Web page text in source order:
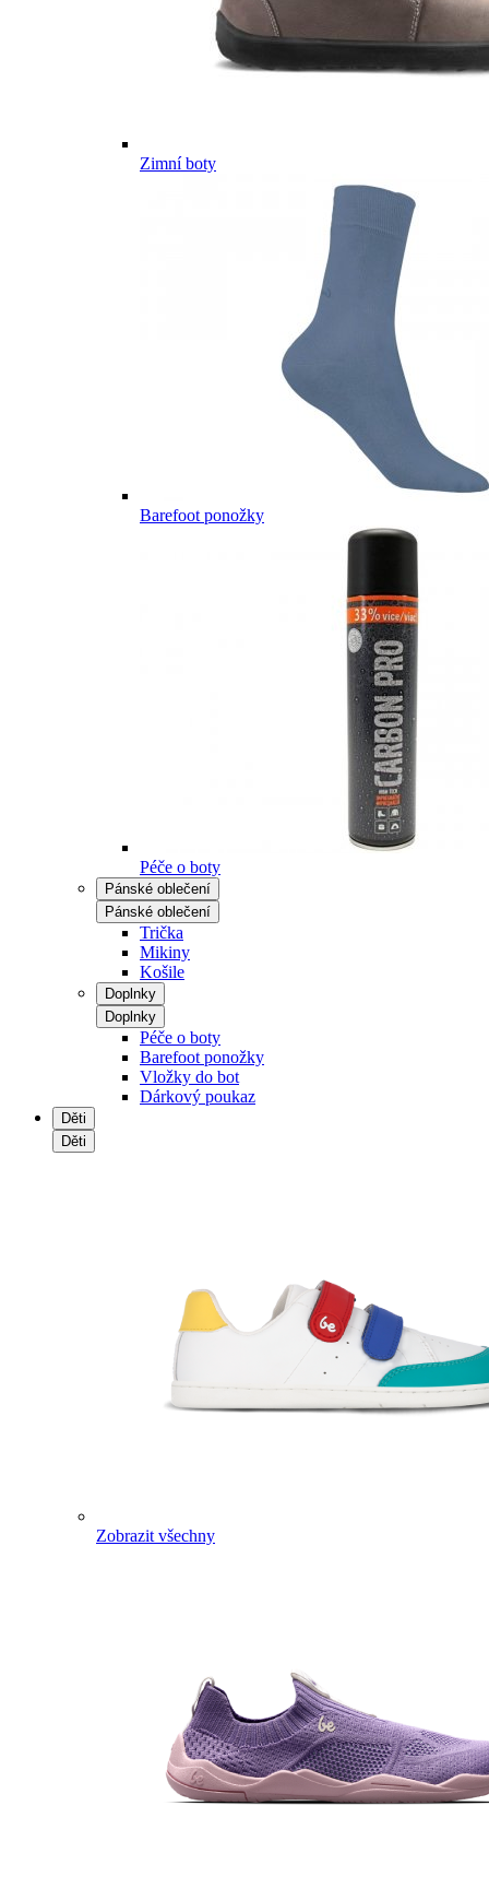
Zimní boty
Barefoot ponožky
Péče o boty
Pánské oblečení
Pánské oblečení
Trička
Mikiny
Košile
Doplnky
Doplnky
Péče o boty
Barefoot ponožky
Vložky do bot
Dárkový poukaz
Děti
Děti
Zobrazit všechny